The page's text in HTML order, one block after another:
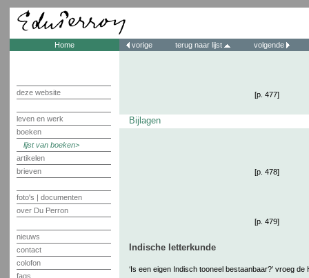
Home
deze website
leven en werk
boeken
lijst van boeken
artikelen
brieven
foto's | documenten
over Du Perron
nieuws
contact
colofon
faqs
vorige terug naar lijst volgende
[p. 477]
Bijlagen
[p. 478]
[p. 479]
Indische letterkunde
‘Is een eigen Indisch tooneel bestaanbaar?’ vroeg